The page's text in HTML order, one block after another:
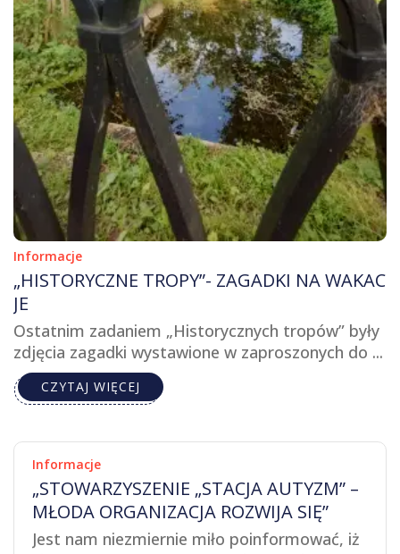
Informacje
„HISTORYCZNE TROPY”- ZAGADKI NA WAKAC
JE
Ostatnim zadaniem „Historycznych tropów” były
zdjęcia zagadki wystawione w zaproszonych do ...
CZYTAJ WIĘCEJ
Informacje
„STOWARZYSZENIE „STACJA AUTYZM” –
MŁODA ORGANIZACJA ROZWIJA SIĘ”
Jest nam niezmiernie miło poinformować, iż